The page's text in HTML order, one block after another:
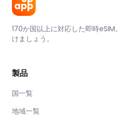
170か国以上に対応した即時
けましょう。
製品
国一覧
地域一覧